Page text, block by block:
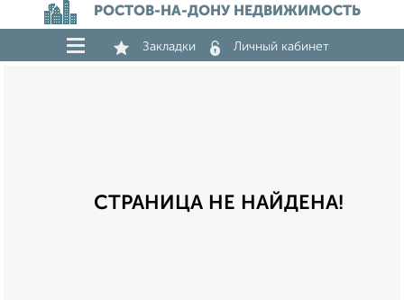
РОСТОВ-НА-ДОНУ НЕДВИЖИМОСТЬ
Закладки Личный кабинет
СТРАНИЦА НЕ НАЙДЕНА!